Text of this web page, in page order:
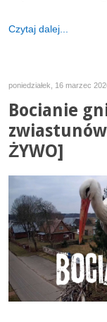
Czytaj dalej...
poniedziałek, 16 marzec
Bocianie
ŻYWO]